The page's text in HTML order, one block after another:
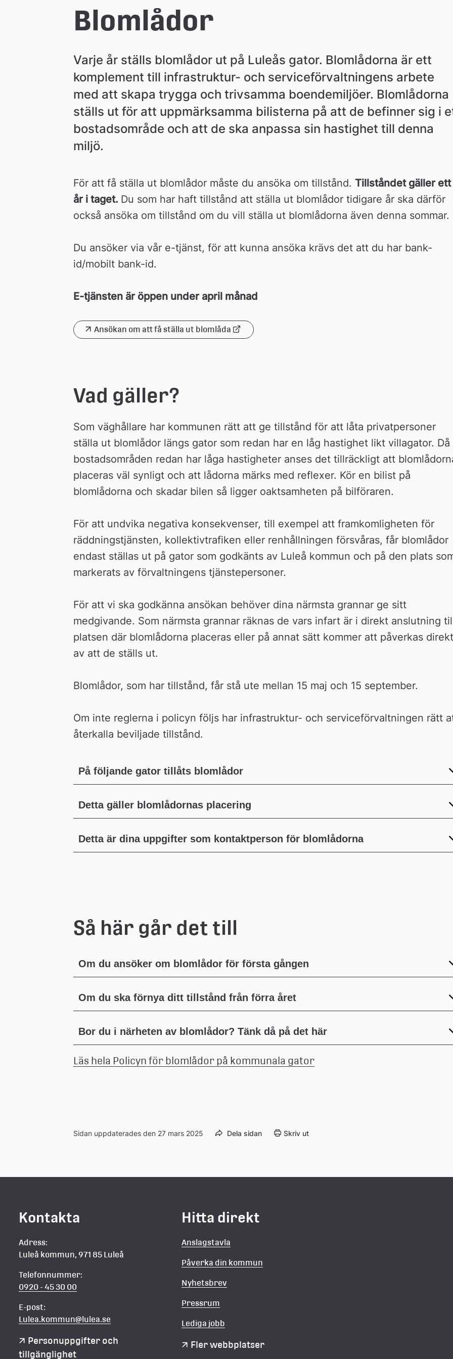
Blomlådor
Varje år ställs blomlådor ut på Luleås gator. Blomlådorna är ett
komplement till infrastruktur- och serviceförvaltningens arbete
med att skapa trygga och trivsamma boendemiljöer. Blomlådorna
ställs ut för att uppmärksamma bilisterna på att de befinner sig i
bostadsområde och att de ska anpassa sin hastighet till denna
miljö.
För att få ställa ut blomlådor måste du ansöka om tillstånd. Tillståndet gäller ett
år i taget. Du som har haft tillstånd att ställa ut blomlådor tidigare år ska därför
också ansöka om tillstånd om du vill ställa ut blomlådorna även denna sommar.
Du ansöker via vår e-tjänst, för att kunna ansöka krävs det att du har bank-
id/mobilt bank-id.
E-tjänsten är öppen under april månad
Ansökan om att få ställa ut blomlåda
Länk
Vad gäller?​
Som väghållare har kommunen rätt att ge tillstånd för att låta privatpersoner
ställa ut blomlådor längs gator som redan har en låg hastighet likt villagator. Då
bostadsområden redan har låga hastigheter anses det tillräckligt att
placeras väl synligt och att lådorna märks med reflexer. Kör en bilist på
blomlådorna och skadar bilen så ligger oaktsamheten på bilföraren.
För att undvika negativa konsekvenser, till exempel att framkomligheten för
räddningstjänsten, kollektivtrafiken eller renhållningen försvåras, får blomlådor
endast ställas ut på gator som godkänts av Luleå kommun och på den plats
markerats av förvaltningens tjänstepersoner.
För att vi ska godkänna ansökan behöver dina närmsta grannar ge sitt
medgivande. Som närmsta grannar räknas de vars infart är i direkt anslutning
platsen där blomlådorna placeras eller på annat sätt kommer att påverkas direkt
av att de ställs ut.
Blomlådor, som har tillstånd, får stå ute mellan 15 maj och 15 september.
Om inte reglerna i policyn följs har infrastruktur- och serviceförvaltningen rätt
återkalla beviljade tillstånd.
På följande gator tillåts blomlådor
Detta gäller blomlådornas placering
Detta är dina uppgifter som kontaktperson för blomlådorna
Så här går det till
Om du ansöker om blomlådor för första gången
Om du ska förnya ditt tillstånd från förra året
Bor du i närheten av blomlådor? Tänk då på det här
Läs hela Policyn för blomlådor på kommunala gator(pdf, 1.3 mb.)
Länk
Sidan uppdaterades den 27 mars 2025 Dela sidan Skriv ut
Kontakta
Adress:
Luleå kommun, 971 85 Luleå
Telefonnummer:
0920 - 45 30 00
E-post:
Lulea.kommun@lulea.se
Personuppgifter och
tillgänglighet
Hitta direkt
Anslagstavla
Påverka din kommun
Nyhetsbrev
Pressrum
Lediga jobb
Fler webbplatser